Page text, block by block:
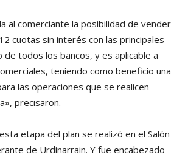
al comerciante la posibilidad de vender
cuotas sin interés con las principales
todos los bancos, y es aplicable a
teniendo como beneficio una
las operaciones que se realicen
precisaron.
etapa del plan se realizó en el Salón
de Urdinarrain. Y fue encabezado